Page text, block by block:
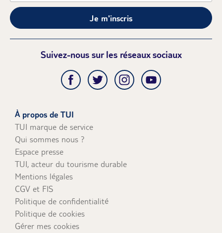
Je m'inscris
Suivez-nous sur les réseaux sociaux
À propos de TUI
TUI marque de service
Qui sommes nous ?
Espace presse
TUI, acteur du tourisme durable
Mentions légales
CGV et FIS
Politique de confidentialité
Politique de cookies
Gérer mes cookies